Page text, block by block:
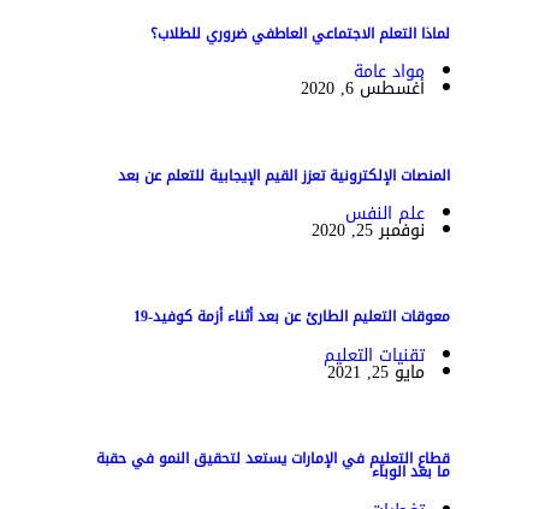
لماذا التعلم الاجتماعي العاطفي ضروري للطلاب؟
مواد عامة
أغسطس 6, 2020
المنصات الإلكترونية تعزز القيم الإيجابية للتعلم عن بعد
علم النفس
نوفمبر 25, 2020
معوقات التعليم الطارئ عن بعد أثناء أزمة كوفيد-19
تقنيات التعليم
مايو 25, 2021
قطاع التعليم في الإمارات يستعد لتحقيق النمو في حقبة
ما بعد الوباء